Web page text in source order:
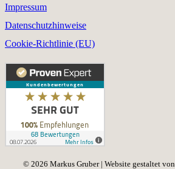
Impressum
Datenschutzhinweise
Cookie-Richtlinie (EU)
© 2026 Markus Gruber | Website gestaltet von